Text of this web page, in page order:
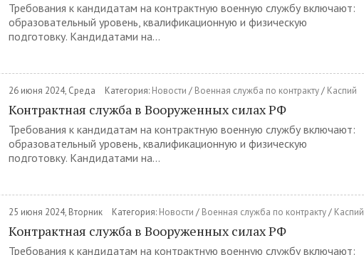
Требования к кандидатам на контрактную военную службу включают:
образовательный уровень, квалификационную и физическую
подготовку. Кандидатами на...
26 июня 2024, Среда Категория: Новости / Военная служба по контракту/ Каспий
Контрактная служба в Вооруженных силах РФ
Требования к кандидатам на контрактную военную службу включают:
образовательный уровень, квалификационную и физическую
подготовку. Кандидатами на...
25 июня 2024, Вторник Категория: Новости / Военная служба по контракту/ Каспий
Контрактная служба в Вооруженных силах РФ
Требования к кандидатам на контрактную военную службу включают: